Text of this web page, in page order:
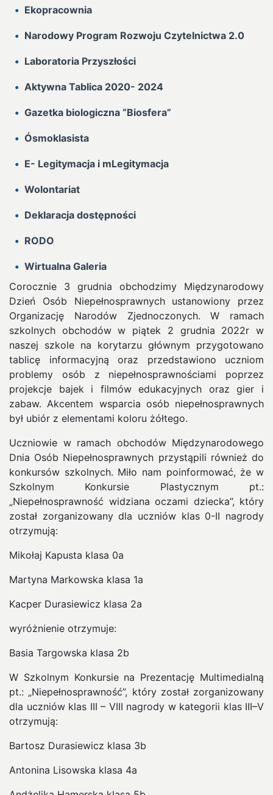
Ekopracownia
Narodowy Program Rozwoju Czytelnictwa 2.0
Laboratoria Przyszłości
Aktywna Tablica 2020- 2024
Gazetka biologiczna “Biosfera”
Ósmoklasista
E- Legitymacja i mLegitymacja
Wolontariat
Deklaracja dostępności
RODO
Wirtualna Galeria
Corocznie 3 grudnia obchodzimy Międzynarodowy
Dzień Osób Niepełnosprawnych ustanowiony przez
Organizację Narodów Zjednoczonych. W ramach
szkolnych obchodów w piątek 2 grudnia 2022r w
naszej szkole na korytarzu głównym przygotowano
tablicę informacyjną oraz przedstawiono uczniom
problemy osób z niepełnosprawnościami poprzez
projekcje bajek i filmów edukacyjnych oraz gier i
zabaw. Akcentem wsparcia osób niepełnosprawnych
był ubiór z elementami koloru żółtego.
Uczniowie w ramach obchodów Międzynarodowego
Dnia Osób Niepełnosprawnych przystąpili również do
konkursów szkolnych. Miło nam poinformować, że w
Szkolnym Konkursie Plastycznym pt.:
„Niepełnosprawność widziana oczami dziecka”, który
został zorganizowany dla uczniów klas 0-II nagrody
otrzymują:
Mikołaj Kapusta klasa 0a
Martyna Markowska klasa 1a
Kacper Durasiewicz klasa 2a
wyróżnienie otrzymuje:
Basia Targowska klasa 2b
W Szkolnym Konkursie na Prezentację Multimedialną
pt.: „Niepełnosprawność”, który został zorganizowany
dla uczniów klas III – VIII nagrody w kategorii klas III–V
otrzymują:
Bartosz Durasiewicz klasa 3b
Antonina Lisowska klasa 4a